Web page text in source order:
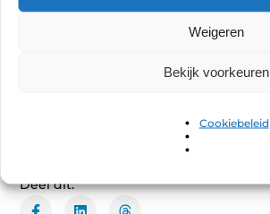
Weigeren
Bekijk voorkeuren
Cookiebeleid
GEPUBLICEERD DOOR
Contentontwikkelaar
Deel dit: